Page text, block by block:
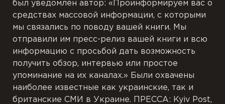
был уведомлён автор: «Проинформируем вас о
средствах массовой информации, с которыми
мы связались по поводу вашей книги. Мы
отправили им пресс-релиз вашей книги и всю
информацию с просьбой дать возможность
получить обзор, интервью или простое
упоминание на их каналах.» Были охвачены
наиболее известные как украинские, так и
британские СМИ в Украине. ПРЕССА: Kyiv Post,